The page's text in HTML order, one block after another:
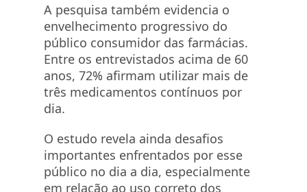
A pesquisa também evidencia o
envelhecimento progressivo do
público consumidor das farmácias.
Entre os entrevistados acima de 60
anos, 72% afirmam utilizar mais de
três medicamentos contínuos por
dia.
O estudo revela ainda desafios
importantes enfrentados por esse
público no dia a dia, especialmente
em relação ao uso correto dos